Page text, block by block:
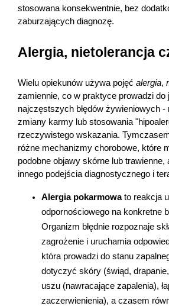
stosowana konsekwentnie, bez
zaburzających diagnozę.
Alergia, nietolerancja
Wielu opiekunów używa pojęć alergia,
zamiennie, co w praktyce prowadzi do
najczęstszych błędów żywieniowych -
zmiany karmy lub stosowania
rzeczywistego wskazania.
różne mechanizmy chorobowe, które
podobne objawy skórne lub trawienne,
innego podejścia diagnostycznego i
Alergia pokarmowa to reakcja
odpornościowego na konkretne
Organizm błędnie rozpoznaje
zagrożenie i uruchamia
która prowadzi do stanu
dotyczyć skóry (świąd,
uszu (nawracające zapalenia),
zaczerwienienia), a czasem